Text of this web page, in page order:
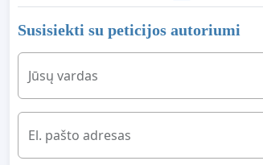
Susisiekti su peticijos autoriumi
Jūsų vardas
El. pašto adresas